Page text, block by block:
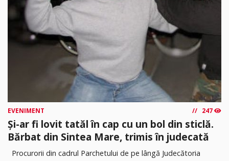
EVENIMENT 247
Și-ar fi lovit tatăl în cap cu un bol din sticlă.
Bărbat din Sintea Mare, trimis în judecată
Procurorii din cadrul Parchetului de pe lângă Judecătoria